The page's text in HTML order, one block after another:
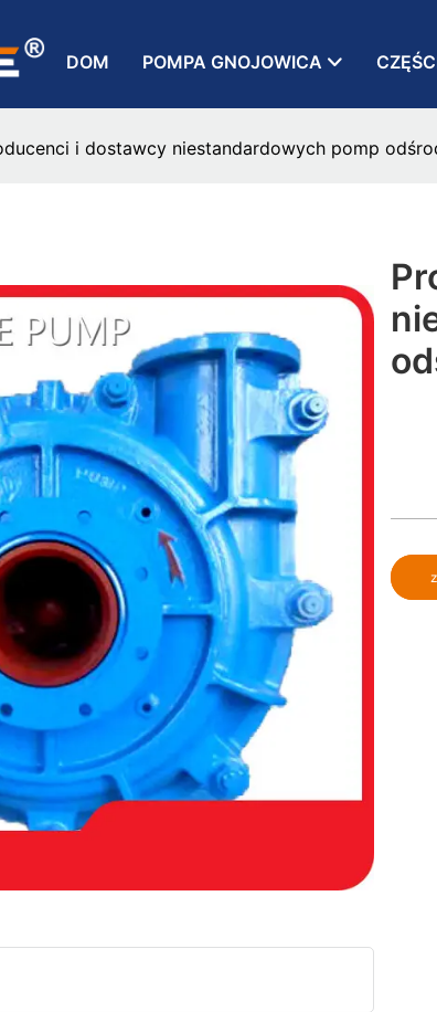
DOM POMPA GNOJOWICA
i dostawcy niestandardowych pomp